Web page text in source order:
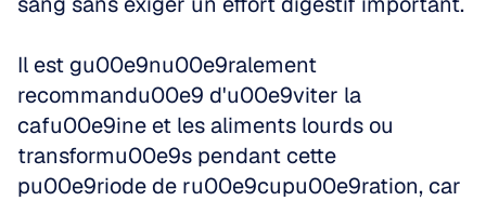
Il est gu00e9nu00e9ralement
recommandu00e9 d'u00e9viter la
cafu00e9ine et les aliments lourds ou
transformu00e9s pendant cette
pu00e9riode de ru00e9cupu00e9ration, car